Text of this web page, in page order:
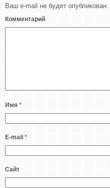
Ваш e-mail не будет опубликован.
Комментарий
Имя *
E-mail *
Сайт